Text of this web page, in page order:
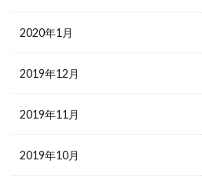
2020年1月
2019年12月
2019年11月
2019年10月